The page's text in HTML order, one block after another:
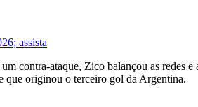
assista
contra-ataque, Zico balançou as
que originou o terceiro gol da Argentina.